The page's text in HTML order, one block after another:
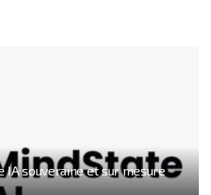
IA souveraine et sur mesure